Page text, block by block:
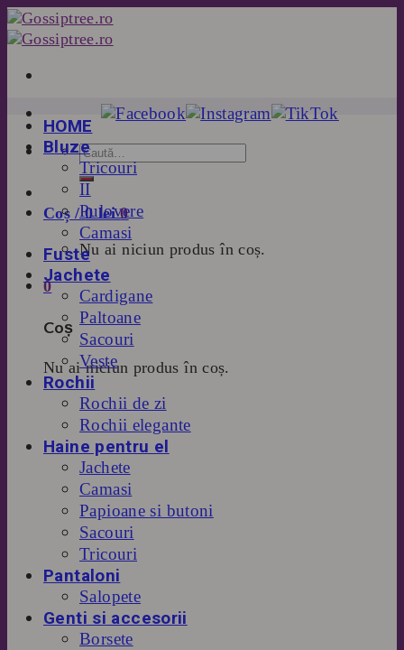
Skip
to
Coș /0lei 0
Nu ai niciun produs în coș.
0
Coș
Nu ai niciun produs în coș.
HOME
Bluze
Tricouri
II
Pulovere
Camasi
Fuste
Jachete
Cardigane
Paltoane
Sacouri
Veste
Rochii
Rochii de zi
Rochii elegante
Haine pentru el
Jachete
Camasi
Papioane si butoni
Sacouri
Tricouri
Pantaloni
Salopete
Genti si accesorii
Borsete